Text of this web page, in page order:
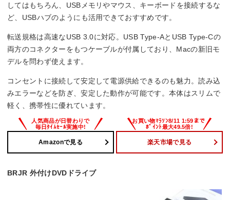
してはもちろん、USBメモリやマウス、キーボードを接続するな
ど、USBハブのようにも活用できておすすめです。
転送規格は高速なUSB 3.0に対応。USB Type-AとUSB Type-Cの
両方のコネクターをもつケーブルが付属しており、Macの新旧モ
デルを問わず使えます。
コンセントに接続して安定して電源供給できるのも魅力。読み込
みエラーなどを防ぎ、安定した動作が可能です。本体はスリムで
軽く、携帯性に優れています。
Amazonで見る 楽天市場で見る
BRJR 外付けDVDドライブ